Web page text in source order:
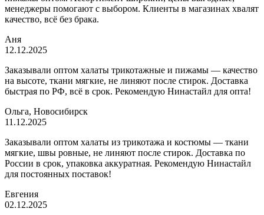
менеджеры помогают с выбором. Клиенты в магазинах хвалят
качество, всё без брака.
Аня
12.12.2025
Заказывали оптом халаты трикотажные и пижамы — качество
на высоте, ткани мягкие, не линяют после стирок. Доставка
быстрая по РФ, всё в срок. Рекомендую Нинастайл для опта!
Ольга, Новосибирск
11.12.2025
Заказывали оптом халаты из трикотажа и костюмы — ткани
мягкие, швы ровные, не линяют после стирок. Доставка по
России в срок, упаковка аккуратная. Рекомендую Нинастайл
для постоянных поставок!
Евгения
02.12.2025